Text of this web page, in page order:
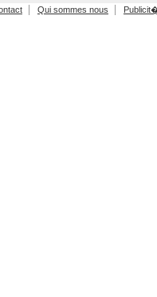
Qui sommes nous